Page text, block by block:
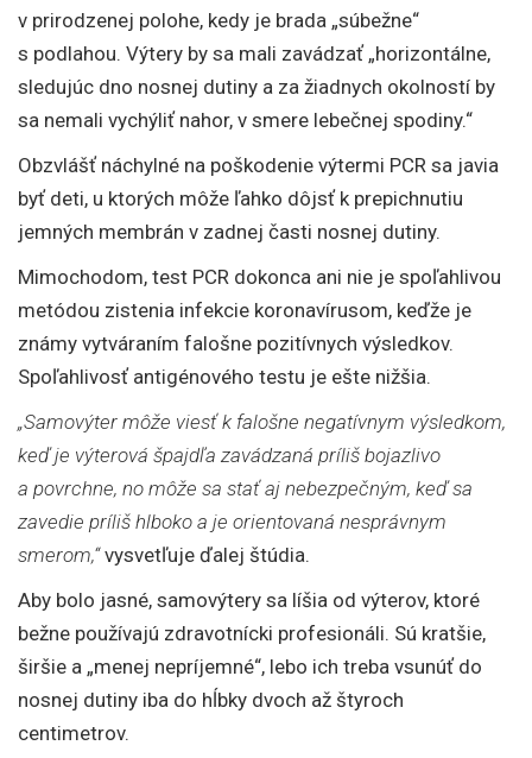
v prirodzenej polohe, kedy je brada „súbežne“
s podlahou. Výtery by sa mali zavádzať „horizontálne,
sledujúc dno nosnej dutiny a za žiadnych okolností by
sa nemali vychýliť nahor, v smere lebečnej spodiny.“
Obzvlášť náchylné na poškodenie výtermi PCR sa javia
byť deti, u ktorých môže ľahko dôjsť k prepichnutiu
jemných membrán v zadnej časti nosnej dutiny.
Mimochodom, test PCR dokonca ani nie je spoľahlivou
metódou zistenia infekcie koronavírusom, keďže je
známy vytváraním falošne pozitívnych výsledkov.
Spoľahlivosť antigénového testu je ešte nižšia.
„Samovýter môže viesť k falošne negatívnym výsledkom,
keď je výterová špajdľa zavádzaná príliš bojazlivo
a povrchne, no môže sa stať aj nebezpečným, keď sa
zavedie príliš hlboko a je orientovaná nesprávnym
smerom,“vysvetľuje ďalej štúdia.
Aby bolo jasné, samovýtery sa líšia od výterov, ktoré
bežne používajú zdravotnícki profesionáli. Sú kratšie,
širšie a „menej nepríjemné“, lebo ich treba vsunúť do
nosnej dutiny iba do hĺbky dvoch až štyroch
centimetrov.